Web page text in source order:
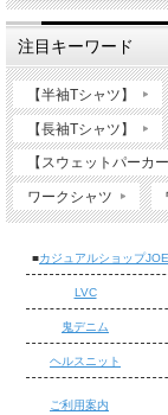
注目キーワード
【半袖Tシャツ】
【長袖Tシャツ】
【スウェットパーカー
ワークシャツ
■カジュアルショップJOE
LVC
鬼デニム
ヘルスニット
ご利用案内